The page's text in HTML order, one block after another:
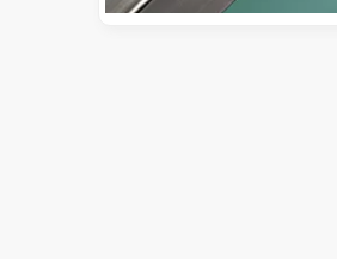
Guide 2026 : Comment les